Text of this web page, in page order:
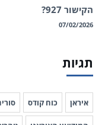
הקישור 927?
07/02/2026
תגיות
איראן כוח קודס